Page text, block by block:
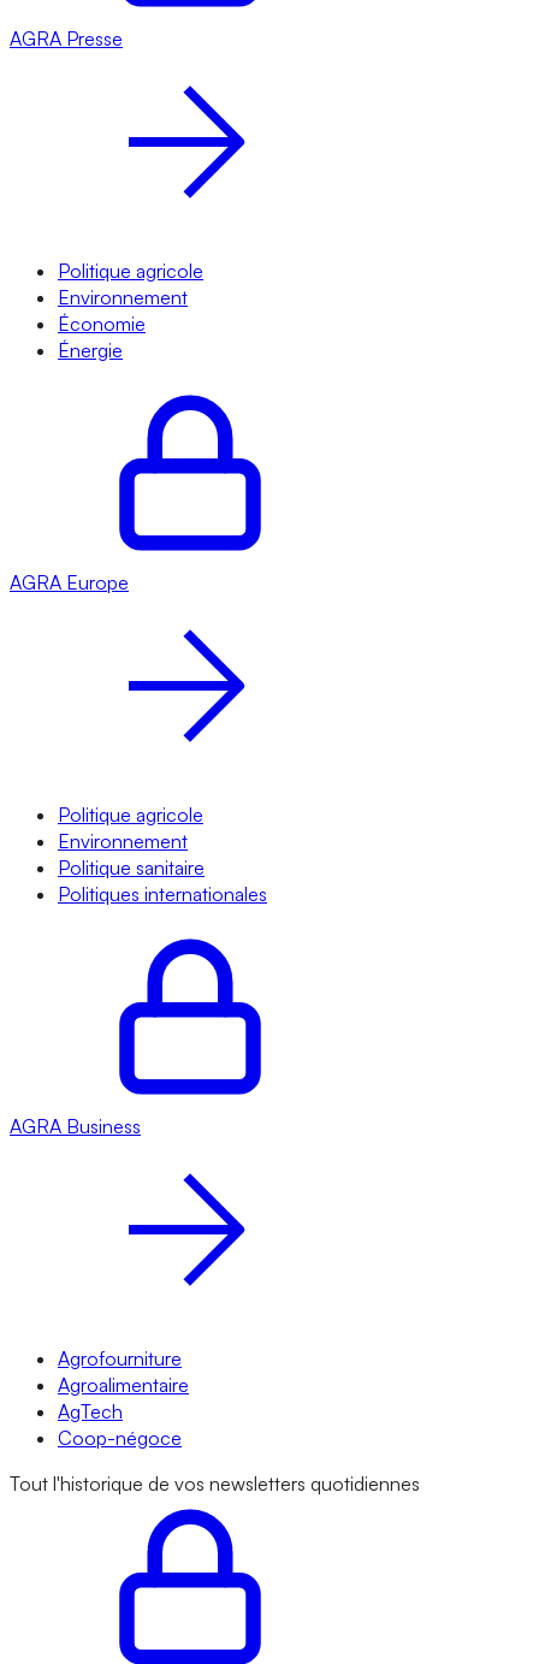
AGRA Presse
Politique agricole
Environnement
Économie
Énergie
AGRA Europe
Politique agricole
Environnement
Politique sanitaire
Politiques internationales
AGRA Business
Agrofourniture
Agroalimentaire
AgTech
Coop-négoce
Tout l'historique de vos newsletters quotidiennes